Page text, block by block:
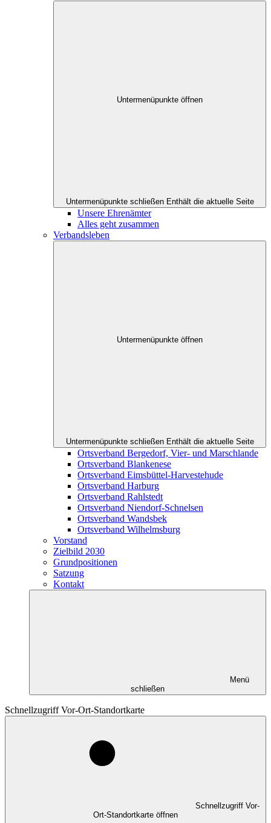
Untermenüpunkte öffnen
Untermenüpunkte schließen Enthält die aktuelle Seite
Unsere Ehrenämter
Alles geht zusammen
Verbandsleben
Untermenüpunkte öffnen
Untermenüpunkte schließen Enthält die aktuelle Seite
Ortsverband Bergedorf, Vier- und Marschlande
Ortsverband Blankenese
Ortsverband Eimsbüttel-Harvestehude
Ortsverband Harburg
Ortsverband Rahlstedt
Ortsverband Niendorf-Schnelsen
Ortsverband Wandsbek
Ortsverband Wilhelmsburg
Vorstand
Zielbild 2030
Grundpositionen
Satzung
Kontakt
Menü
schließen
Schnellzugriff Vor-Ort-Standortkarte
Schnellzugriff Vor-
Ort-Standortkarte öffnen